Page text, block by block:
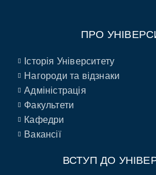
ПРО
Історія Університету
Нагороди та відзнаки
Адміністрація
Факультети
Кафедри
Вакансії
ВСТУП ДО